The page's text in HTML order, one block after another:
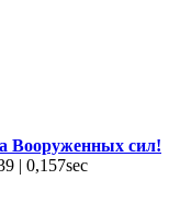
Вооруженных сил!
| 0,157sec